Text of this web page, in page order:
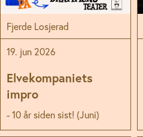
Fjerde Losjerad
19. jun 2026
Elvekompaniets
impro
- 10 år siden sist! (Juni)